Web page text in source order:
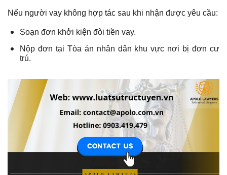
Nếu người vay không hợp tác sau khi nhận được yêu cầu:
Soạn đơn khởi kiện đòi tiền vay.
Nộp đơn tại Tòa án nhân dân khu vực nơi bị đơn cư
trú.